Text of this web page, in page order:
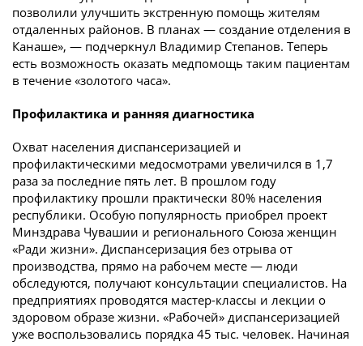
позволили улучшить экстренную помощь жителям
отдаленных районов. В планах — создание отделения в
Канаше», — подчеркнул Владимир Степанов. Теперь
есть возможность оказать медпомощь таким пациентам
в течение «золотого часа».
Профилактика и ранняя диагностика
Охват населения диспансеризацией и
профилактическими медосмотрами увеличился в 1,7
раза за последние пять лет. В прошлом году
профилактику прошли практически 80% населения
республики. Особую популярность приобрел проект
Минздрава Чувашии и регионального Союза женщин
«Ради жизни». Диспансеризация без отрыва от
производства, прямо на рабочем месте — люди
обследуются, получают консультации специалистов. На
предприятиях проводятся мастер-классы и лекции о
здоровом образе жизни. «Рабочей» диспансеризацией
уже воспользовались порядка 45 тыс. человек. Начиная